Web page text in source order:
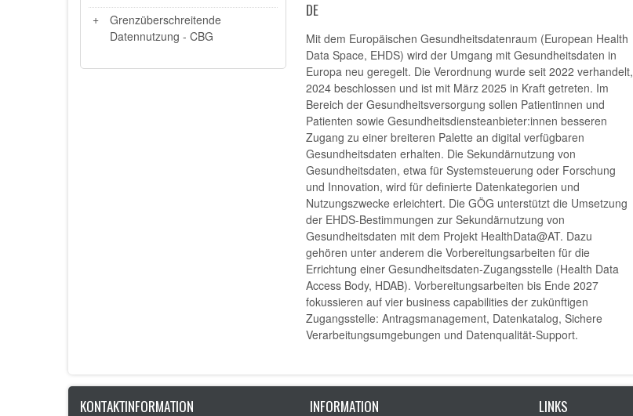
Grenzüberschreitende
Datennutzung - CBG
DE
Mit dem Europäischen Gesundheitsdatenraum (European Health
Data Space, EHDS) wird der Umgang mit Gesundheitsdaten in
Europa neu geregelt. Die Verordnung wurde seit 2022 verhandelt,
2024 beschlossen und ist mit März 2025 in Kraft getreten. Im
Bereich der Gesundheitsversorgung sollen Patientinnen und
Patienten sowie Gesundheitsdiensteanbieter:innen besseren
Zugang zu einer breiteren Palette an digital verfügbaren
Gesundheitsdaten erhalten. Die Sekundärnutzung von
Gesundheitsdaten, etwa für Systemsteuerung oder Forschung
und Innovation, wird für definierte Datenkategorien und
Nutzungszwecke erleichtert. Die GÖG unterstützt die Umsetzung
der EHDS-Bestimmungen zur Sekundärnutzung von
Gesundheitsdaten mit dem Projekt HealthData@AT. Dazu
gehören unter anderem die Vorbereitungsarbeiten für die
Errichtung einer Gesundheitsdaten-Zugangsstelle (Health Data
Access Body, HDAB). Vorbereitungsarbeiten bis Ende 2027
fokussieren auf vier business capabilities der zukünftigen
Zugangsstelle: Antragsmanagement, Datenkatalog, Sichere
Verarbeitungsumgebungen und Datenqualität-Support.
KONTAKTINFORMATION INFORMATION LINKS